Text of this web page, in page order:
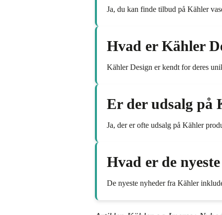
Ja, du kan finde tilbud på Kähler
Hvad er Kähler
Kähler Design er kendt for deres
Er der udsalg på
Ja, der er ofte udsalg på Kähler
Hvad er de
De nyeste nyheder fra Kähler